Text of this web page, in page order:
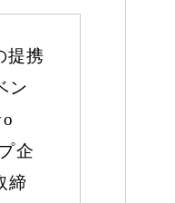
提携
ン
企
締